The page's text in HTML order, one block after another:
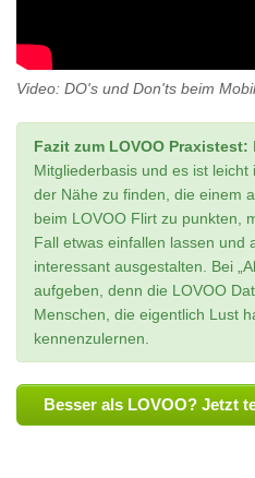
Video: DO's und Don'ts beim
Fazit zum LOVOO Praxistest:
Mitgliederbasis und es ist
der Nähe zu finden, die einem
beim LOVOO Flirt zu punkten,
Fall etwas einfallen lassen und
interessant ausgestalten. Bei
aufgeben, denn die LOVOO
Menschen, die eigentlich Lust
kennenzulernen.
Besser als LOVOO? Jetzt